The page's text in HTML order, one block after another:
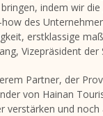
indem wir
des
erstklassige
, Vizepräsident der
Partner, der
von Hainan
verstärken und